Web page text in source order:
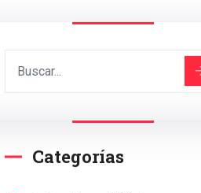
Categorías